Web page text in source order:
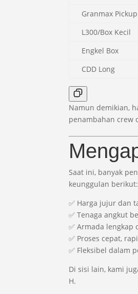
Granmax Pickup
L300/Box Kecil
Engkel Box
CDD Long
Namun demikian,
penambahan crew
Saat ini, banyak
keunggulan berikut:
✅ Harga jujur dan
✅ Tenaga angkut
✅ Armada
✅ Proses cepat,
✅ Fleksibel dalam
Di sisi lain, kami
H.